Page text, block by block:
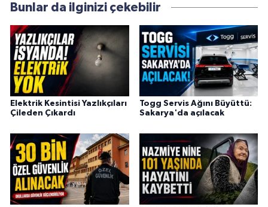
Bunlar da ilginizi çekebilir
Elektrik Kesintisi Yazlıkçıları
Çileden Çıkardı
Togg Servis Ağını Büyüttü:
Sakarya'da açılacak